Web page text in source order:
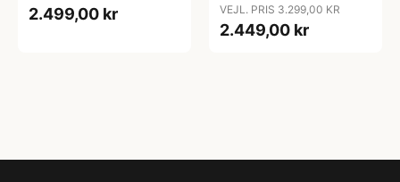
2014- - Multi-link,
2.499,00 kr
1.4 TSi, 1.6, 2.0, 2.0T /
DSG, 1.9 TDi
VEJL. PRIS 3.299,00 KR
2.449,00 kr